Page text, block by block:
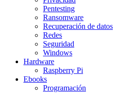
Pentesting
Ransomware
Recuperación de datos
Redes
Seguridad
Windows
Hardware
Raspberry Pi
Ebooks
Programación